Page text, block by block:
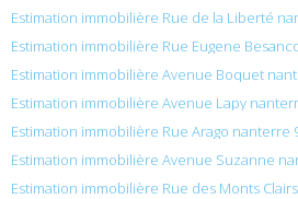
Estimation immobilière Rue de la Liberté
Estimation immobilière Rue Eugene
Estimation immobilière Avenue Boquet
Estimation immobilière Avenue Lapy
Estimation immobilière Rue Arago nanterre
Estimation immobilière Avenue Suzanne
Estimation immobilière Rue des Monts